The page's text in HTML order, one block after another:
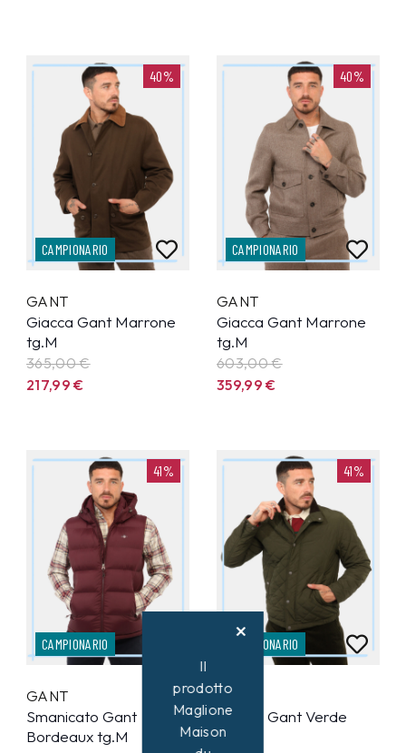
40%
CAMPIONARIO
GANT
Giacca Gant Marrone
tg.M
365,00 €
217,99€
40%
CAMPIONARIO
GANT
Giacca Gant Marrone
tg.M
603,00 €
359,99€
41%
CAMPIONARIO
GANT
Smanicato Gant
Bordeaux tg.M
41%
CAMPIONARIO
GANT
Giacca Gant Verde
tg.M
Il
prodotto
Maglione
Maison